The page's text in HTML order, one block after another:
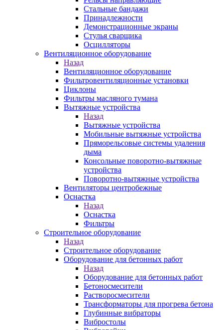
Стальные бандажи
Принадлежности
Демонстрационные экраны
Стулья сварщика
Осцилляторы
Вентиляционное оборудование
Назад
Вентиляционное оборудование
Фильтровентиляционные установки
Циклоны
Фильтры масляного тумана
Вытяжные устройства
Назад
Вытяжные устройства
Мобильные вытяжные устройства
Пряморельсовые системы удаления
дыма
Консольные поворотно-вытяжные
устройства
Поворотно-вытяжные устройства
Вентиляторы центробежные
Оснастка
Назад
Оснастка
Фильтры
Строительное оборудование
Назад
Строительное оборудование
Оборудование для бетонных работ
Назад
Оборудование для бетонных работ
Бетоносмесители
Растворосмесители
Трансформаторы для прогрева бетона
Глубинные вибраторы
Вибростолы